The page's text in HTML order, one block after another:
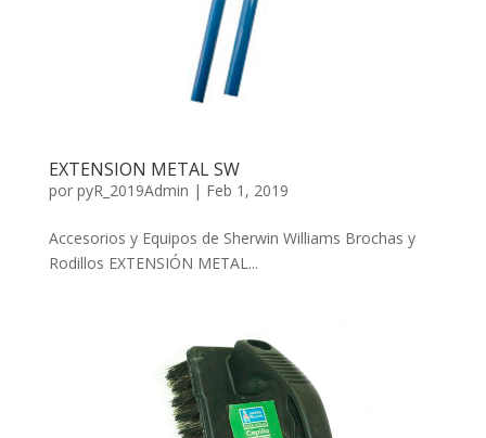
EXTENSION METAL SW
por pyR_2019Admin | Feb 1, 2019
Accesorios y Equipos de Sherwin Williams Brochas y
Rodillos EXTENSIÓN METAL...